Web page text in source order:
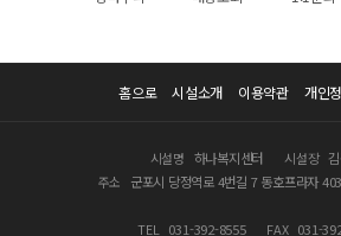
홈으로 시설소개 이용약관 개인
시설명 하나복지센터 시설장
주소
군포시 당정역로 4번길 7 동호프라자
TEL 031-392-8555 FAX 031-